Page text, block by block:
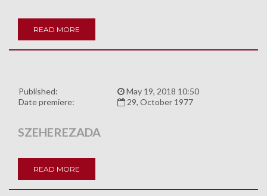
READ MORE
Published:
May 19, 2018 10:50
Date premiere:
29, October 1977
SZEHEREZADA
READ MORE